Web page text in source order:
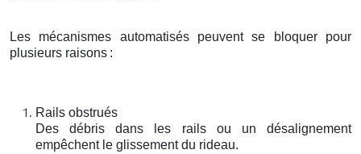
Les mécanismes automatisés peuvent se bloquer pour
plusieurs raisons :
Rails obstrués
Des débris dans les rails ou un désalignement
empêchent le glissement du rideau.